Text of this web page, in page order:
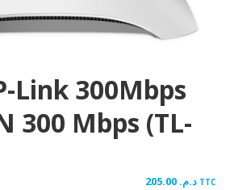
Link 300Mbps
300 Mbps (TL-
د.م. TTC